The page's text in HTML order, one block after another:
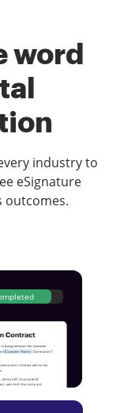
word
industry to
eSignature
outcomes.